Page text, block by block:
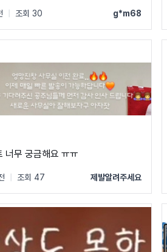
조회 30 g*m68
너무 궁금해요 ㅠㅠ
조회 47 제발알려주세요